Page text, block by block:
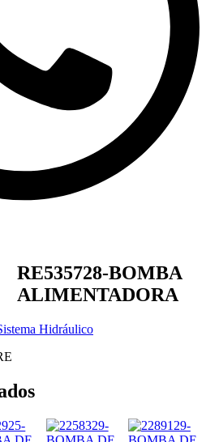
RE535728-BOMBA
ALIMENTADORA
Hidráulico